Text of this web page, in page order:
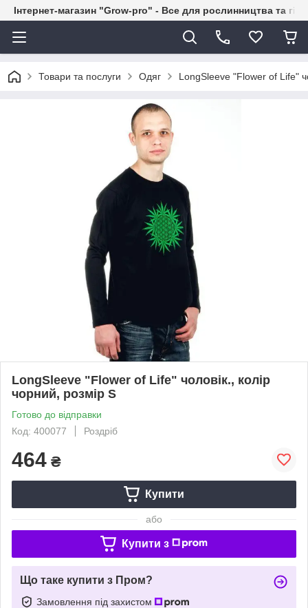
Інтернет-магазин "Grow-pro" - Все для рослинництва та
Товари та послуги Одяг LongSleeve "Flower of Life"
LongSleeve "Flower of Life" чоловік., колір
чорний, розмір S
Готово до відправки
Код: 400077
Роздріб
464 ₴
Купити
або
Купити з
Що таке купити з Пром?
Замовлення під захистом